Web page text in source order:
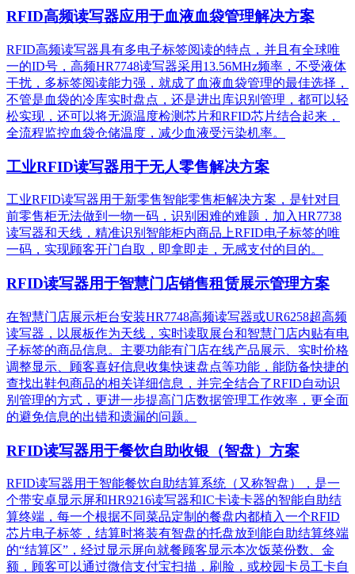
RFID高频读写器应用于血液血袋管理解决方案
RFID高频读写器具有多电子标签阅读的特点，并且有全球唯
一的ID号，高频HR7748读写器采用13.56MHz频率，不受液体
干扰，多标签阅读能力强，就成了血液血袋管理的最佳选择，
不管是血袋的冷库实时盘点，还是进出库识别管理，都可以轻
松实现，还可以将无源温度检测芯片和RFID芯片结合起来，
全流程监控血袋仓储温度，减少血液受污染机率。
工业RFID读写器用于无人零售解决方案
工业RFID读写器用于新零售智能零售柜解决方案，是针对目
前零售柜无法做到一物一码，识别困难的难题，加入HR7738
读写器和天线，精准识别​智能柜内商品上RFID电子标签的唯
一码，实现顾客开门自取，即拿即走，无感支付的目的。
RFID读写器用于智慧门店销售租赁展示管理方案
在智慧门店展示柜台安装HR7748高频读写器或UR6258超高频
读写器，以展板作为天线，实时读取展台和智慧门店内贴有电
子标签的商品信息。主要功能有门店在线产品展示、实时价格
调整显示、顾客喜好信息收集快速盘点等功能，能防备快捷的
查找出鞋包商品的相关详细信息，并完全结合了RFID自动识
别管理的方式，更进一步提高门店数据管理工作效率，更全面
的避免信息的出错和遗漏的问题。
RFID读写器用于餐饮自助收银（智盘）方案
RFID读写器用于智能餐饮自助结算系统（又称智盘），是一
个带安卓显示屏和HR9216读写器和IC卡读卡器的智能自助结
算终端，每一个根据不同菜品定制的餐盘内都植入一个RFID
芯片电子标签，结算时将装有智盘的托盘放到能自助结算终端
的“结算区”，经过显示屏向就餐顾客显示本次饭菜份数、金
额，顾客可以通过微信支付宝扫描，刷脸，或校园卡员工卡自